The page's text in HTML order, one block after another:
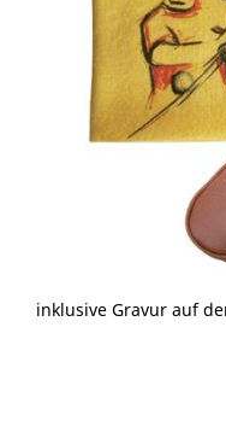
inklusive Gravur auf